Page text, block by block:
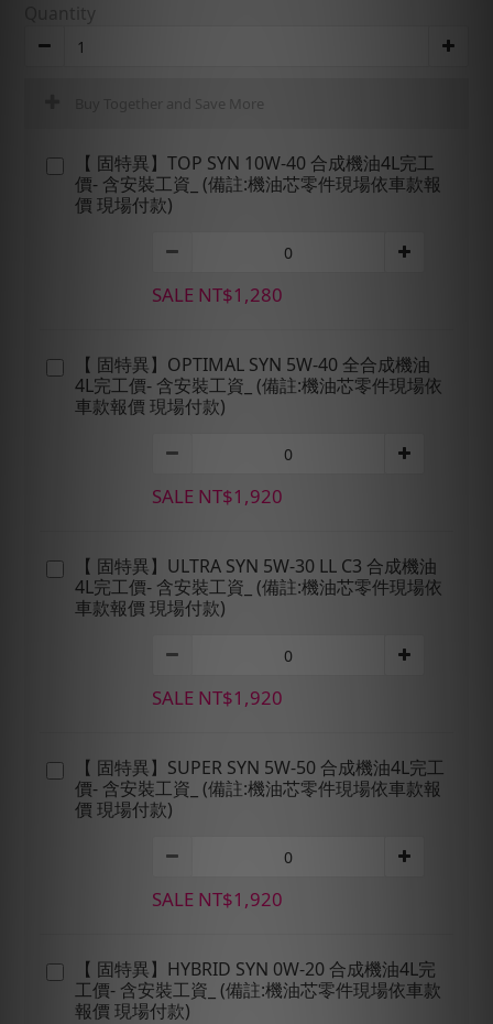
Quantity
Buy Together and Save More
【 固特異】TOP SYN 10W-40 合成機油4L完工
價- 含安裝工資_ (備註:機油芯零件現場依車款報
價 現場付款)
SALE NT$1,280
【 固特異】OPTIMAL SYN 5W-40 全合成機油
4L完工價- 含安裝工資_ (備註:機油芯零件現場依
車款報價 現場付款)
SALE NT$1,920
【 固特異】ULTRA SYN 5W-30 LL C3 合成機油
4L完工價- 含安裝工資_ (備註:機油芯零件現場依
車款報價 現場付款)
SALE NT$1,920
【 固特異】SUPER SYN 5W-50 合成機油4L完工
價- 含安裝工資_ (備註:機油芯零件現場依車款報
價 現場付款)
SALE NT$1,920
【 固特異】HYBRID SYN 0W-20 合成機油4L完
工價- 含安裝工資_ (備註:機油芯零件現場依車款
報價 現場付款)